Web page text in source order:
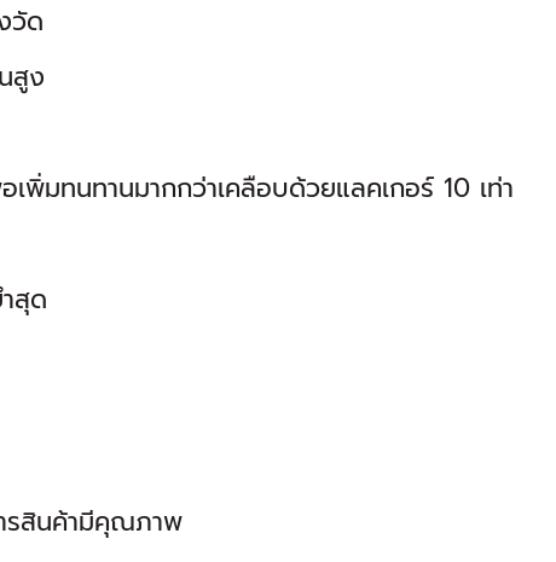
วัด
สูง
พิ่มทนทานมากกว่าเคลือบด้วยแลคเกอร์ 10 เท่า
สุด
รสินค้ามีคุณภาพ